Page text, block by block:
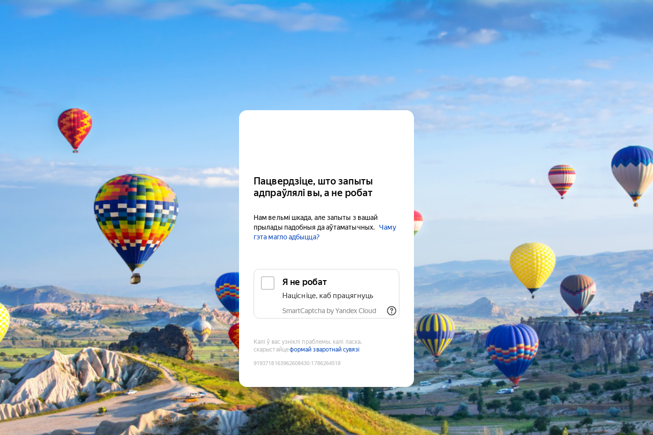
Пацвердзіце, што запыты
адпраўлялі вы, а не робат
Нам вельмі шкада, але запыты з вашай
прылады падобныя да аўтаматычных.
Чаму
гэта магло адбыцца?
Я не робат
Націсніце, каб працягнуць
SmartCaptcha by Yandex Cloud
Калі ў вас узніклі праблемы, калі ласка,
скарыстайцеформай зваротнай сувязі
9193718163962608430:1786264518